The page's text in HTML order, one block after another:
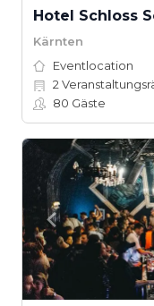
Hotel Schloss
Kärnten
Eventlocation
2
80 Gäste